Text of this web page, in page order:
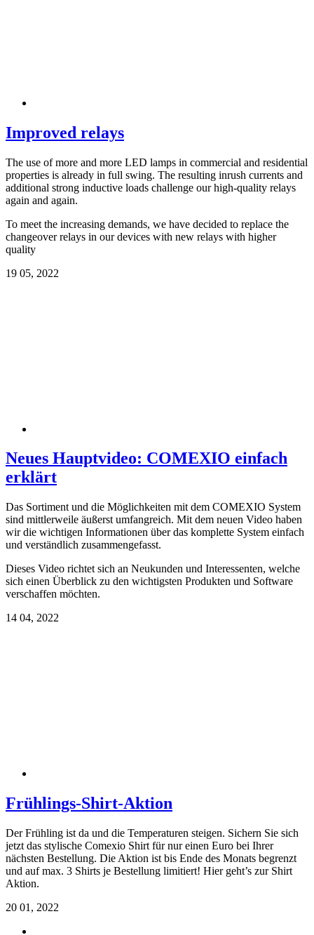
Improved relays
The use of more and more LED lamps in commercial and residential
properties is already in full swing. The resulting inrush currents and
additional strong inductive loads challenge our high-quality relays
again and again.
To meet the increasing demands, we have decided to replace the
changeover relays in our devices with new relays with higher
quality
19 05, 2022
Neues Hauptvideo: COMEXIO einfach
erklärt
Das Sortiment und die Möglichkeiten mit dem COMEXIO System
sind mittlerweile äußerst umfangreich. Mit dem neuen Video haben
wir die wichtigen Informationen über das komplette System einfach
und verständlich zusammengefasst.
Dieses Video richtet sich an Neukunden und Interessenten, welche
sich einen Überblick zu den wichtigsten Produkten und Software
verschaffen möchten.
14 04, 2022
Frühlings-Shirt-Aktion
Der Frühling ist da und die Temperaturen steigen. Sichern Sie sich
jetzt das stylische Comexio Shirt für nur einen Euro bei Ihrer
nächsten Bestellung. Die Aktion ist bis Ende des Monats begrenzt
und auf max. 3 Shirts je Bestellung limitiert! Hier geht’s zur Shirt
Aktion.
20 01, 2022